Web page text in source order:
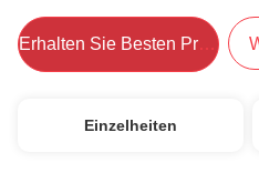
Erhalten Sie Besten Preis
Einzelheiten